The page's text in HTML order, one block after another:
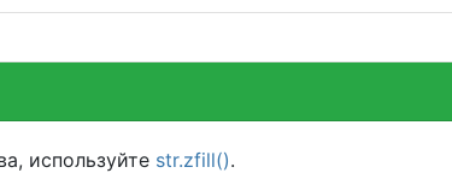
используйте str.zfill().